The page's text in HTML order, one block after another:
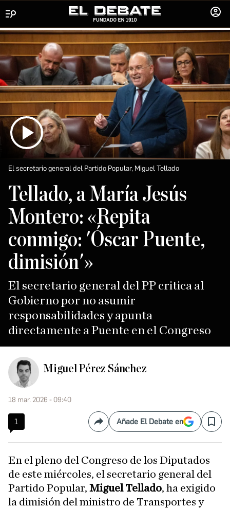
SESIÓN
El secretario general del Partido Popular, Miguel Tellado
Tellado, a María Jesús
Montero: «Repita
conmigo: 'Óscar Puente,
dimisión'»
El secretario general del PP critica al
Gobierno por no asumir
responsabilidades y apunta
directamente a Puente en el Congreso
Miguel Pérez Sánchez
18 mar. 2026 - 09:40
1 CompartirAñade El Debate en Save
En el pleno del Congreso de los Diputados
de este miércoles, el secretario general del
Partido Popular, Miguel Tellado, ha exigido
la dimisión del ministro de Transportes y